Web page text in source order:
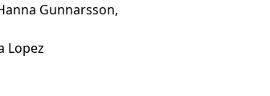
Gunnarsson,
Lopez